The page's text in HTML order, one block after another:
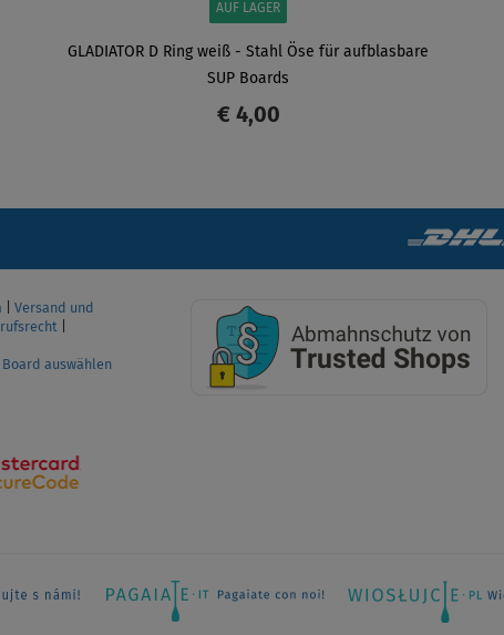
AUF LAGER
GLADIATOR D Ring weiß - Stahl Öse für aufblasbare
SUP Boards
€ 4,00
ANZEIGEN
Versand und
Board auswählen